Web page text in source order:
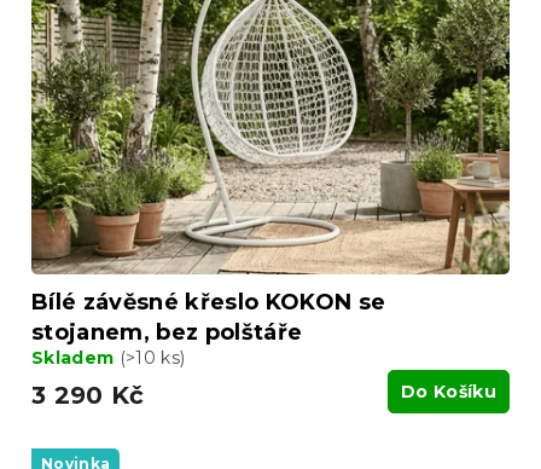
Bílé závěsné křeslo KOKON se
stojanem, bez polštáře
Skladem (>10 ks)
3 290 Kč Do Košíku
Novinka